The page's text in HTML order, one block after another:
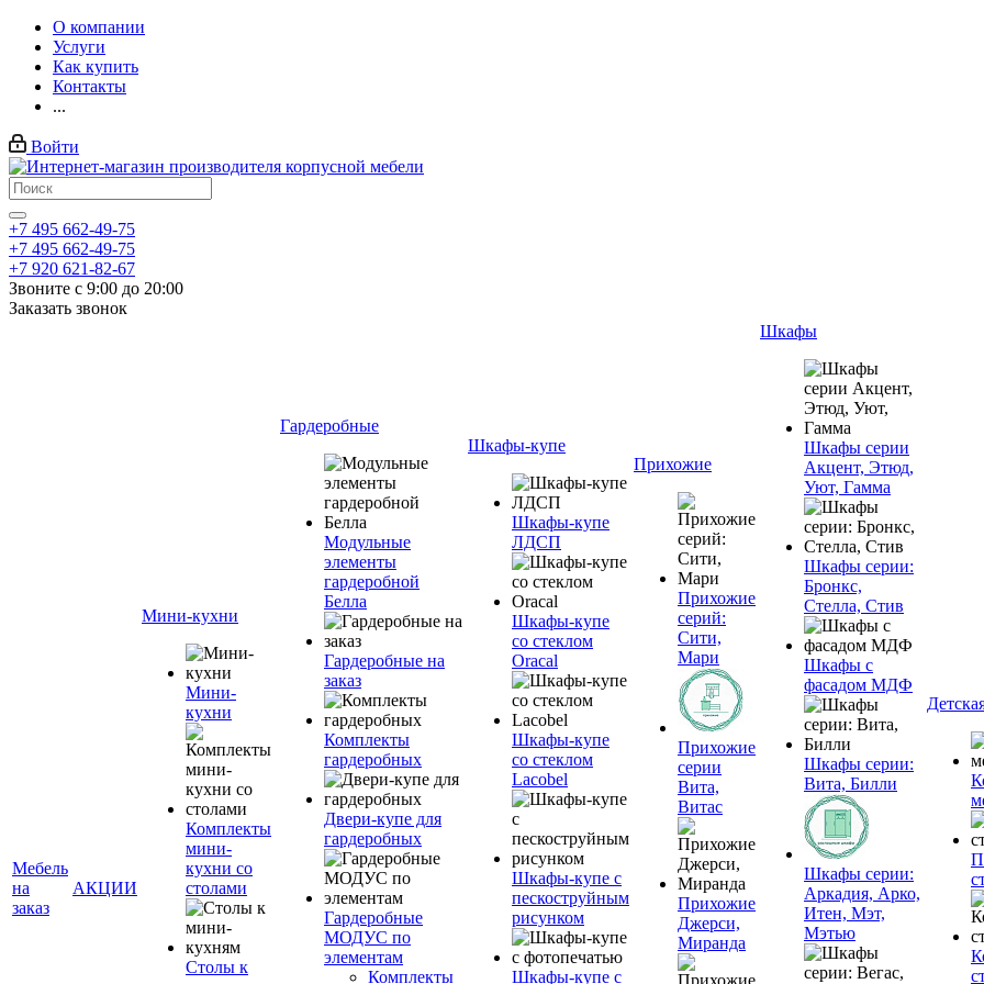
О компании
Услуги
Как купить
Контакты
...
Войти
+7 495 662-49-75
+7 495 662-49-75
+7 920 621-82-67
Звоните с 9:00 до 20:00
Заказать звонок
Мебель
на
заказ
АКЦИИ
Мини-кухни
Мини-
кухни
Комплекты
мини-
кухни со
столами
Столы к
Гардеробные
Модульные
элементы
гардеробной
Белла
Гардеробные на
заказ
Комплекты
гардеробных
Двери-купе для
гардеробных
Гардеробные
МОДУС по
элементам
Комплекты
Шкафы-купе
Шкафы-купе
ЛДСП
Шкафы-купе
со стеклом
Oracal
Шкафы-купе
со стеклом
Lacobel
Шкафы-купе с
пескоструйным
рисунком
Шкафы-купе с
Прихожие
Прихожие
серий:
Сити,
Мари
Прихожие
серии
Вита,
Витас
Прихожие
Джерси,
Миранда
Шкафы
Шкафы серии
Акцент, Этюд,
Уют, Гамма
Шкафы серии:
Бронкс,
Стелла, Стив
Шкафы с
фасадом МДФ
Шкафы серии:
Вита, Билли
Шкафы серии:
Аркадия, Арко,
Итен, Мэт,
Мэтью